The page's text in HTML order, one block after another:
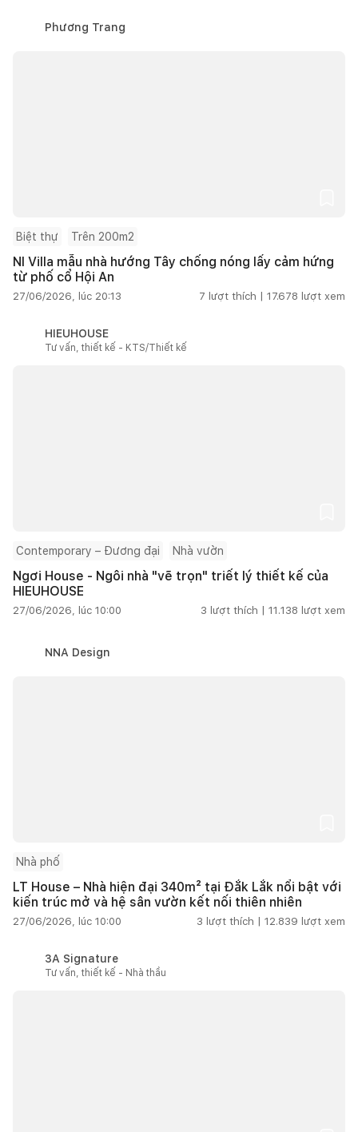
Phương Trang
Biệt thự Trên 200m2
NI Villa mẫu nhà hướng Tây chống nóng lấy cảm hứng
từ phố cổ Hội An
27/06/2026, lúc 20:13 7 lượt thích | 17.678 lượt xem
HIEUHOUSE
Tư vấn, thiết kế - KTS/Thiết kế
Contemporary – Đương đại Nhà vườn
Ngơi House - Ngôi nhà "vẽ trọn" triết lý thiết kế của
HIEUHOUSE
27/06/2026, lúc 10:00 3 lượt thích | 11.138 lượt xem
NNA Design
Nhà phố
LT House – Nhà hiện đại 340m² tại Đắk Lắk nổi bật với
kiến trúc mở và hệ sân vườn kết nối thiên nhiên
27/06/2026, lúc 10:00 3 lượt thích | 12.839 lượt xem
3A Signature
Tư vấn, thiết kế - Nhà thầu